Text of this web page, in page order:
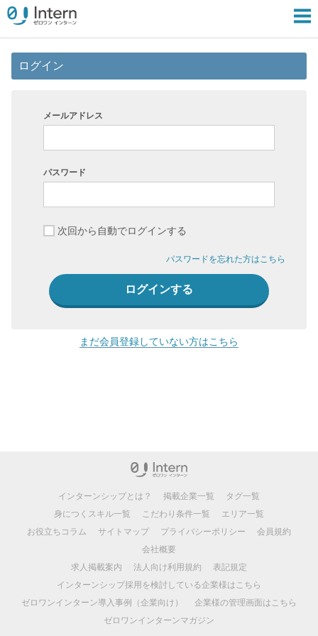
ログイン
メールアドレス
パスワード
次回から自動でログインする
パスワードを忘れた方はこちら
まだ会員登録していない方はこちら
インターンシップとは？ 掲載企業一覧
タグ一覧
身につくスキル一覧
こだわり条件一覧
エリア一覧
お役立ちコラム
サイトマップ プライバシーポリシー
会員規約
会社概要
求人掲載案内
法人向け利用規約
表記規定
インターンシップ採用を検討している企業様はこちら
ゼロワンインターン導入事例（企業向け）
企業様の管理画面はこちら
ゼロワンインターンマガジン